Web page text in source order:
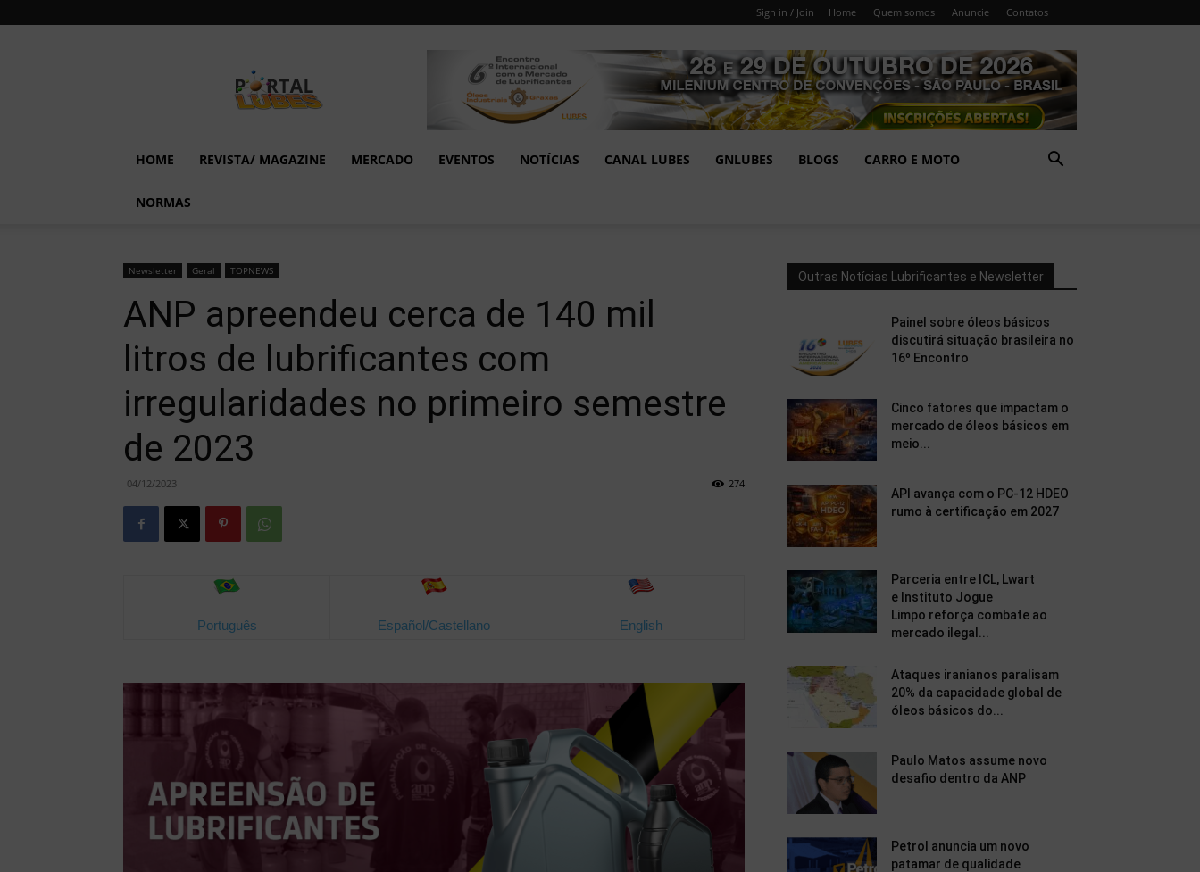
Sign in / Join Home Quem somos Anuncie Contatos
em
Foco
HOME REVISTA/ MAGAZINE MERCADO EVENTOS NOTÍCIAS CANAL LUBES GNLUBES BLOGS CARRO E MOTO
NORMAS
Newsletter Geral TOPNEWS
ANP apreendeu cerca de 140 mil
litros de lubrificantes com
irregularidades no primeiro semestre
de 2023
04/12/2023 274
Português Español/Castellano English
Outras Notícias Lubrificantes e Newsletter
Painel sobre óleos básicos
discutirá situação brasileira no
16º Encontro
Cinco fatores que impactam o
mercado de óleos básicos em
meio...
API avança com o PC-12 HDEO
rumo à certificação em 2027
Parceria entre ICL, Lwart
e Instituto Jogue
Limpo reforça combate ao
mercado ilegal...
Ataques iranianos paralisam
20% da capacidade global de
óleos básicos do...
Paulo Matos assume novo
desafio dentro da ANP
Petrol anuncia um novo
patamar de qualidade